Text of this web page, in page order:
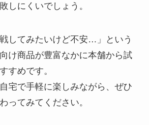
しにくいでしょう。
戦してみたいけど不安…」という
け商品が豊富なかに本舗から試
すめです。
宅で手軽に楽しみながら、ぜひ
ってみてください。